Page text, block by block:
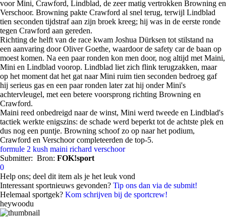
voor Mini, Crawford, Lindblad, de zeer matig vertrokken Browning en
Verschoor. Browning pakte Crawford al snel terug, terwijl Lindblad
tien seconden tijdstraf aan zijn broek kreeg; hij was in de eerste ronde
tegen Crawford aan gereden.
Richting de helft van de race kwam Joshua Dürksen tot stilstand na
een aanvaring door Oliver Goethe, waardoor de safety car de baan op
moest komen. Na een paar ronden kon men door, nog altijd met Maini,
Mini en Lindblad voorop. Lindblad liet zich flink terugzakken, maar
op het moment dat het gat naar Mini ruim tien seconden bedroeg gaf
hij serieus gas en een paar ronden later zat hij onder Mini's
achtervleugel, met een betere voorsprong richting Browning en
Crawford.
Maini reed onbedreigd naar de winst, Mini werd tweede en Lindblad's
tactiek werkte enigszins: de schade werd beperkt tot de achtste plek en
dus nog een puntje. Browning schoof zo op naar het podium,
Crawford en Verschoor completeerden de top-5.
formule 2 kush maini richard verschoor
Submitter: Bron: FOK!sport
0
Help ons; deel dit item als je het leuk vond
Interessant sportnieuws gevonden? Tip ons dan via de submit!
Helemaal sportgek? Kom schrijven bij de sportcrew!
heywoodu